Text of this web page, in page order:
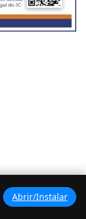
Abrir/Instalar
>